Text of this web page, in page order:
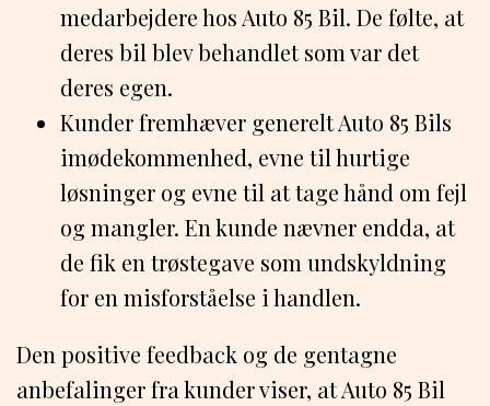
medarbejdere hos Auto 85 Bil. De følte, at
deres bil blev behandlet som var det
deres egen.
Kunder fremhæver generelt Auto 85 Bils
imødekommenhed, evne til hurtige
løsninger og evne til at tage hånd om fejl
og mangler. En kunde nævner endda, at
de fik en trøstegave som undskyldning
for en misforståelse i handlen.
Den positive feedback og de gentagne
anbefalinger fra kunder viser, at Auto 85 Bil